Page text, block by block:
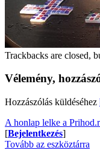
Trackbacks are closed,
Vélemény,
Hozzászólás küldéséhez
A honlap lelke a
[Bejelentkezés]
Tovább az eszköztárra